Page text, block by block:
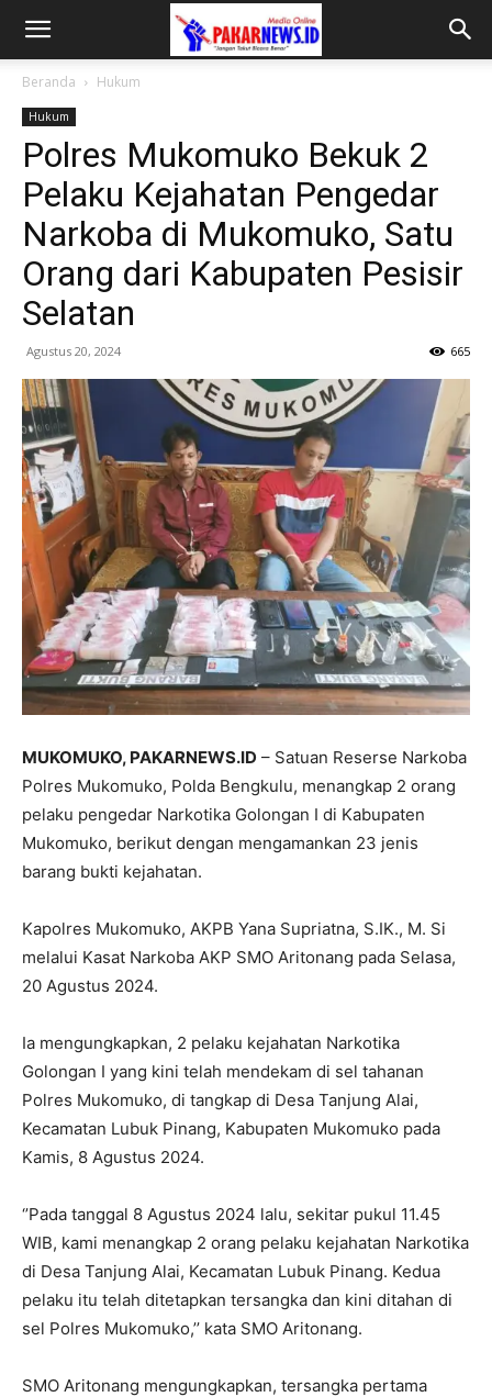
Beranda Hukum
Hukum
Polres Mukomuko Bekuk 2
Pelaku Kejahatan Pengedar
Narkoba di Mukomuko, Satu
Orang dari Kabupaten Pesisir
Selatan
Agustus 20, 2024 665
MUKOMUKO, PAKARNEWS.ID – Satuan Reserse Narkoba
Polres Mukomuko, Polda Bengkulu, menangkap 2 orang
pelaku pengedar Narkotika Golongan I di Kabupaten
Mukomuko, berikut dengan mengamankan 23 jenis
barang bukti kejahatan.
Kapolres Mukomuko, AKPB Yana Supriatna, S.IK., M. Si
melalui Kasat Narkoba AKP SMO Aritonang pada Selasa,
20 Agustus 2024.
Ia mengungkapkan, 2 pelaku kejahatan Narkotika
Golongan I yang kini telah mendekam di sel tahanan
Polres Mukomuko, di tangkap di Desa Tanjung Alai,
Kecamatan Lubuk Pinang, Kabupaten Mukomuko pada
Kamis, 8 Agustus 2024.
‘’Pada tanggal 8 Agustus 2024 lalu, sekitar pukul 11.45
WIB, kami menangkap 2 orang pelaku kejahatan Narkotika
di Desa Tanjung Alai, Kecamatan Lubuk Pinang. Kedua
pelaku itu telah ditetapkan tersangka dan kini ditahan di
sel Polres Mukomuko,’’ kata SMO Aritonang.
SMO Aritonang mengungkapkan, tersangka pertama